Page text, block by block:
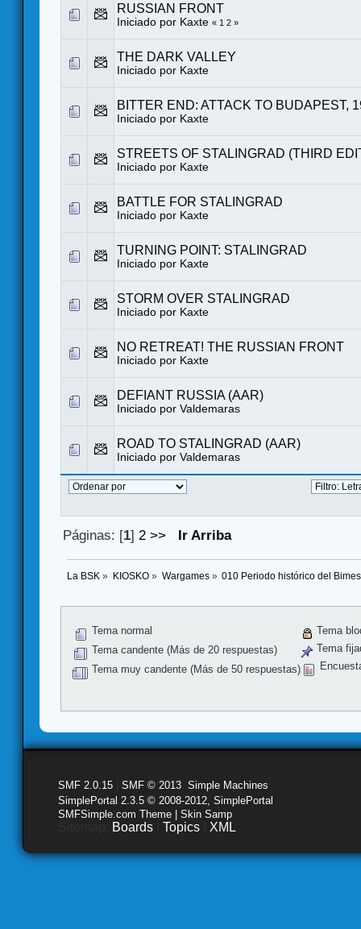
RUSSIAN FRONT
Iniciado por Kaxte « 1 2 »
THE DARK VALLEY
Iniciado por Kaxte
BITTER END: ATTACK TO BUDAPEST,
Iniciado por Kaxte
STREETS OF STALINGRAD (THIRD
Iniciado por Kaxte
BATTLE FOR STALINGRAD
Iniciado por Kaxte
TURNING POINT: STALINGRAD
Iniciado por Kaxte
STORM OVER STALINGRAD
Iniciado por Kaxte
NO RETREAT! THE RUSSIAN FRONT
Iniciado por Kaxte
DEFIANT RUSSIA (AAR)
Iniciado por Valdemaras
ROAD TO STALINGRAD (AAR)
Iniciado por Valdemaras
Páginas: [1] 2 >> Ir Arriba
La BSK » KIOSKO» Wargames» 010 Periodo histórico del
Tema normal
Tema candente (Más de 20 respuestas)
Tema muy candente (Más de 50 respuestas)
Tema
Tema
SMF 2.0.15 SMF © 2013 Simple Machines
SimplePortal 2.3.5 © 2008-2012, SimplePortal
SMFSimple.com Theme | Skin Samp
Boards Topics XML